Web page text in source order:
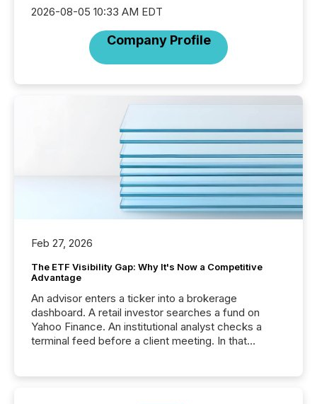
2026-08-05 10:33 AM EDT
Company Profile
Feb 27, 2026
The ETF Visibility Gap: Why It's Now a Competitive
Advantage
An advisor enters a ticker into a brokerage
dashboard. A retail investor searches a fund on
Yahoo Finance. An institutional analyst checks a
terminal feed before a client meeting. In that